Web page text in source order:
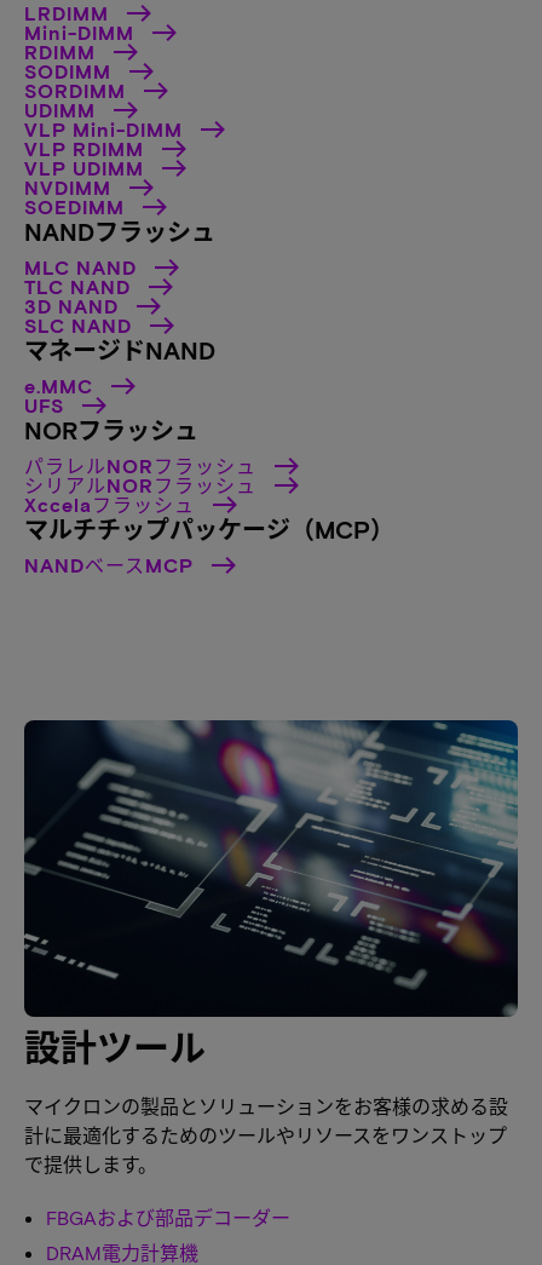
LRDIMM
Mini-DIMM
RDIMM
SODIMM
SORDIMM
UDIMM
VLP Mini-DIMM
VLP RDIMM
VLP UDIMM
NVDIMM
SOEDIMM
NANDフラッシュ
MLC NAND
TLC NAND
3D NAND
SLC NAND
マネージドNAND
e.MMC
UFS
NORフラッシュ
パラレルNORフラッシュ
シリアルNORフラッシュ
Xccelaフラッシュ
マルチチップパッケージ（MCP）
NANDベースMCP
設計ツール
マイクロンの製品とソリューションをお客様の求める設
計に最適化するためのツールやリソースをワンストップ
で提供します。
FBGAおよび部品デコーダー
DRAM電力計算機